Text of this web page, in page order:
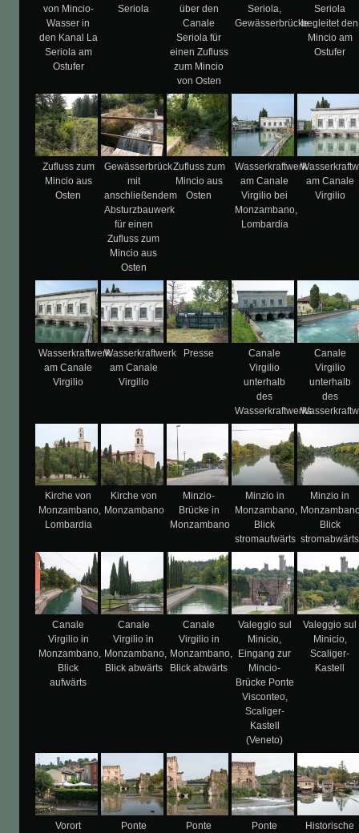
von Mincio-
Wasser in
den Kanal La
Seriola am
Ostufer
Seriola
über den
Canale
Seriola für
einen Zufluss
zum Mincio
von Osten
Seriola,
Gewässerbrücke
Seriola
begleitet den
Mincio am
Ostufer
Zufluss zum
Mincio aus
Osten
Gewässerbrück
mit
anschließendem
Absturzbauwerk
für einen
Zufluss zum
Mincio aus
Osten
Zufluss zum
Mincio aus
Osten
Wasserkraftwerk
am Canale
Virgilio bei
Monzambano,
Lombardia
am Canale
Virgilio
Wasserkraftwerk
am Canale
Virgilio
Wasserkraftwerk
am Canale
Virgilio
Presse
Canale
Virgilio
unterhalb
des
Wasserkraftwerks
Canale
Virgilio
unterhalb
des
Kirche von
Monzambano,
Lombardia
Kirche von
Monzambano
Minzio-
Brücke in
Monzambano
Minzio in
Monzambano,
Blick
stromaufwärts
Minzio in
Blick
stromabwärts
Canale
Virgilio in
Monzambano,
Blick
aufwärts
Canale
Virgilio in
Monzambano,
Blick abwärts
Canale
Virgilio in
Monzambano,
Blick abwärts
Valeggio sul
Minicio,
Eingang zur
Mincio-
Brücke Ponte
Visconteo,
Scaliger-
Kastell
(Veneto)
Valeggio sul
Minicio,
Scaliger-
Kastell
Vorort
Ponte
Ponte
Ponte
Historische